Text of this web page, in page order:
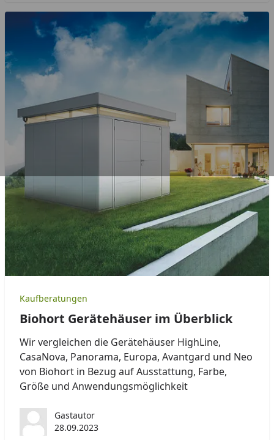
Kaufberatungen
Biohort Gerätehäuser im Überblick
Wir vergleichen die Gerätehäuser HighLine,
CasaNova, Panorama, Europa, Avantgard und Neo
von Biohort in Bezug auf Ausstattung, Farbe,
Größe und Anwendungsmöglichkeit
Gastautor
28.09.2023